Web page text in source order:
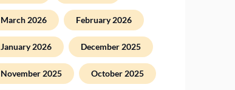
March 2026 February 2026
January 2026 December 2025
November 2025 October 2025